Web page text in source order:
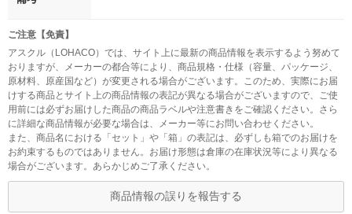
ご注意【免責】
アスクル（LOHACO）では、サイト上に最新の商品情報を表示するよう努めて
おりますが、メーカーの都合等により、商品規格・仕様（容量、パッケージ、
原材料、原産国など）が変更される場合がございます。このため、実際にお届
けする商品とサイト上の商品情報の表記が異なる場合がございますので、ご使
用前には必ずお届けした商品の商品ラベルや注意書きをご確認ください。さら
に詳細な商品情報が必要な場合は、メーカー等にお問い合わせください。
また、商品名における「セット」や「箱」の表記は、必ずしも箱でのお届けを
お約束するものではありません。お届け形態は倉庫の在庫状況等により異なる
場合がございます。あらかじめご了承ください。
商品情報の誤りを報告する